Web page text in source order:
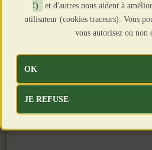
!)
et d'autres nous aident à
utilisateur (cookies traceurs). Vous
vous autorisez ou non
OK
JE REFUSE